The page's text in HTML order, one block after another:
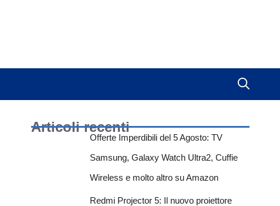
Articoli recenti
Offerte Imperdibili del 5 Agosto: TV
Samsung, Galaxy Watch Ultra2, Cuffie
Wireless e molto altro su Amazon
Redmi Projector 5: Il nuovo proiettore